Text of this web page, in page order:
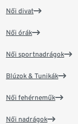
Női divat
Női órák
Női sportnadrágok
Blúzok & Tunikák
Női fehérneműk
Női nadrágok